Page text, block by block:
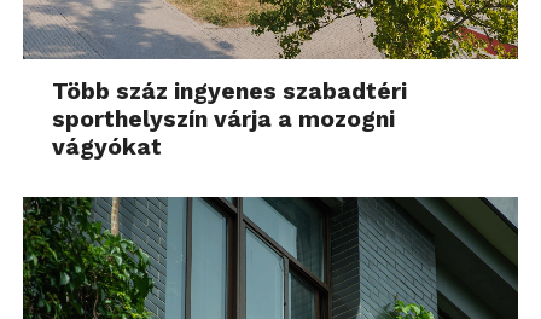
Több száz ingyenes szabadtéri
sporthelyszín várja a mozogni
vágyókat